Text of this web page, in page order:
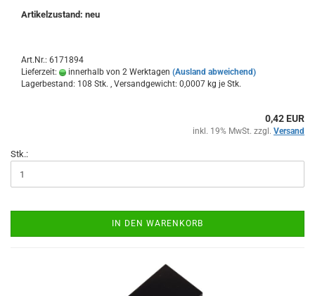
Artikelzustand: neu
Art.Nr.: 6171894
Lieferzeit:
innerhalb von 2 Werktagen (Ausland abweichend)
Lagerbestand: 108 Stk. , Versandgewicht: 0,0007 kg je Stk.
0,42 EUR
inkl. 19% MwSt. zzgl. Versand
Stk.:
IN DEN WARENKORB